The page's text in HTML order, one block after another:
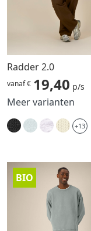
Radder 2.0
vanaf € 19,40 p/s
Meer varianten
+13
BIO